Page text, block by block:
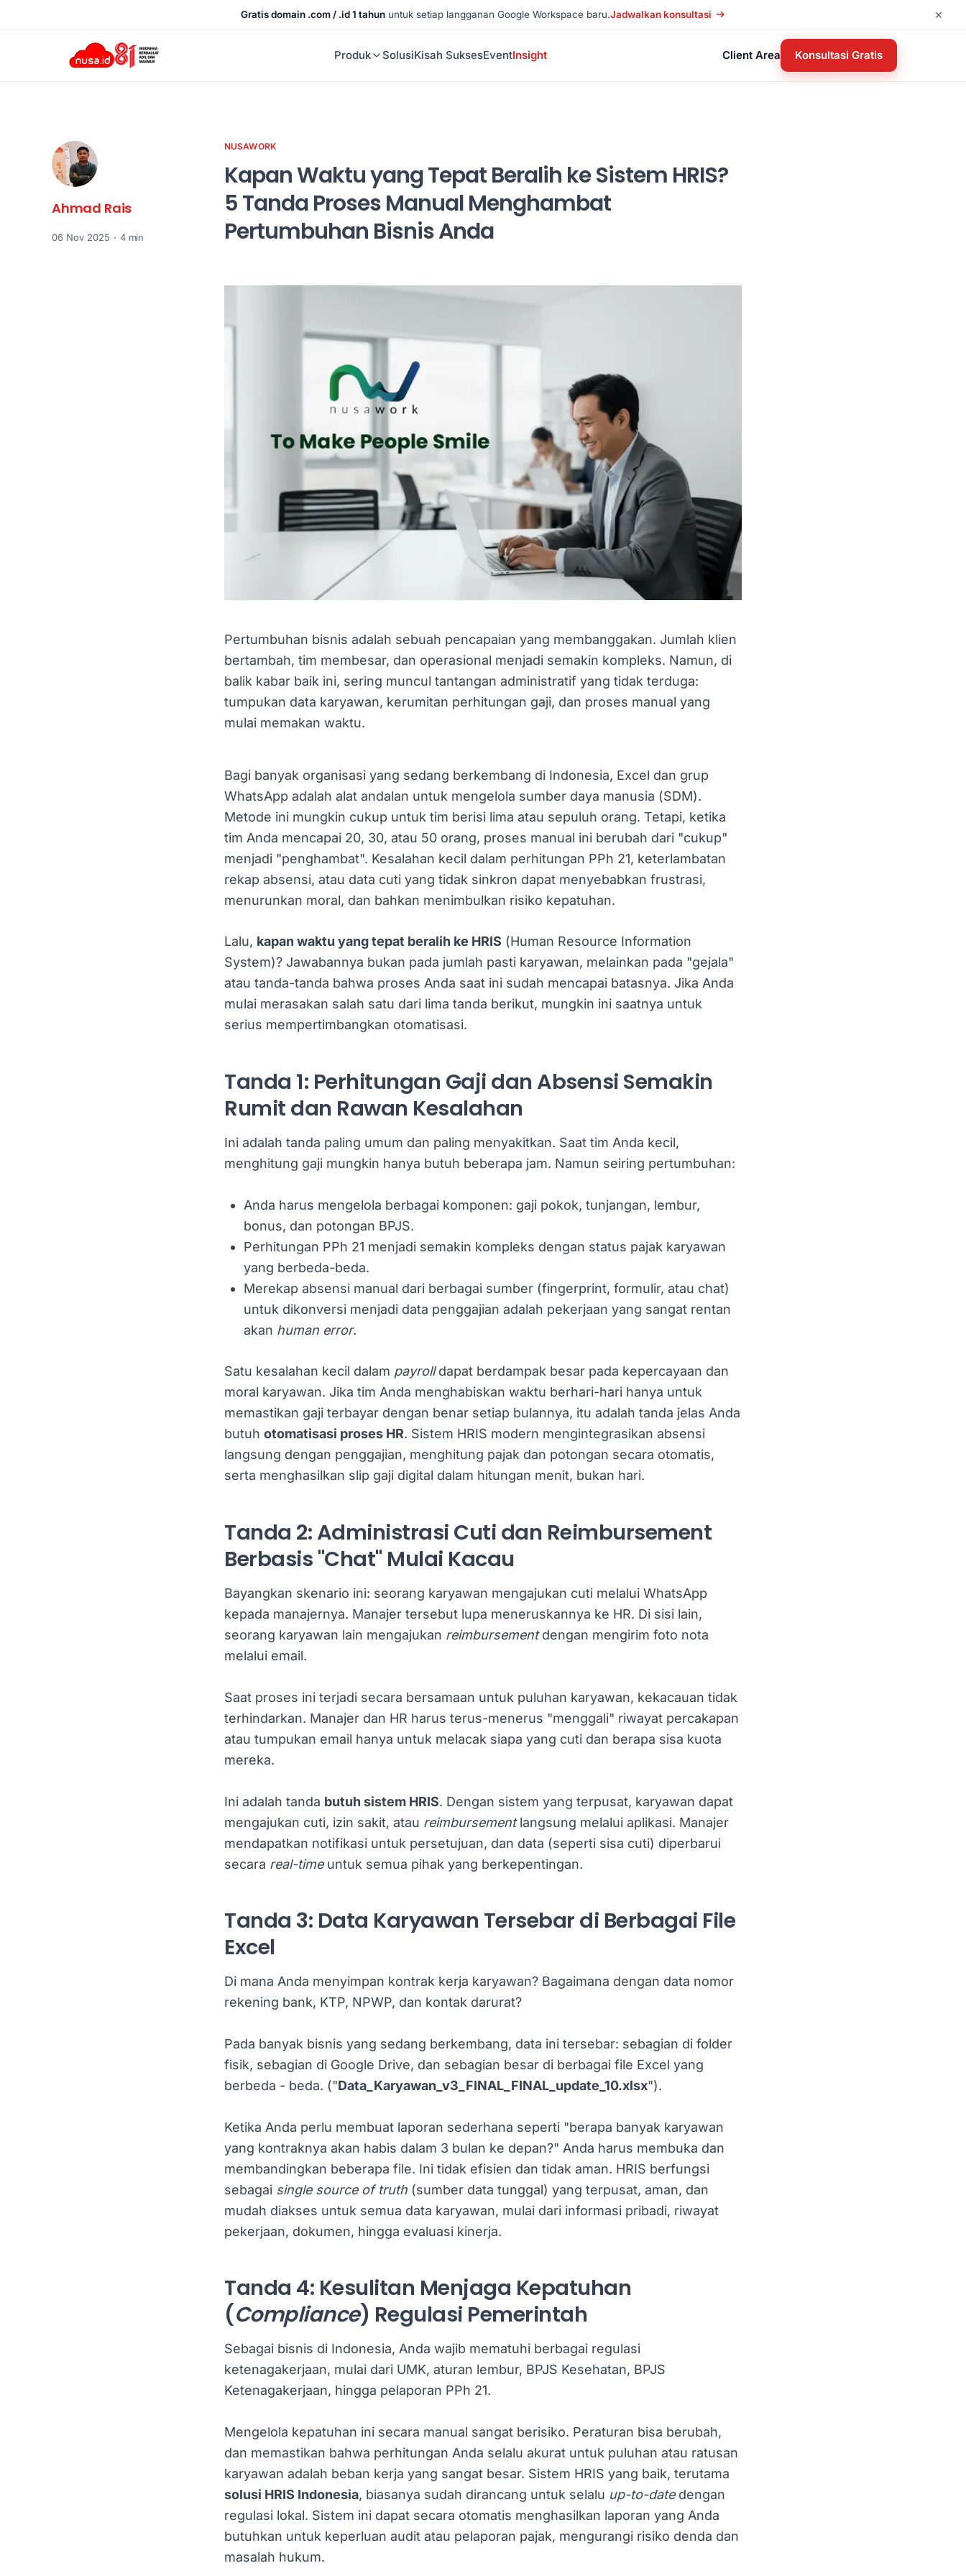
Gratis domain .com / .id 1 tahun untuk setiap langganan Google Workspace baru.Jadwalkan konsultasi ×
Produk SolusiKisah SuksesEventInsight Client Area Konsultasi Gratis
NUSAWORK
Kapan Waktu yang Tepat Beralih ke Sistem HRIS?
5 Tanda Proses Manual Menghambat
Pertumbuhan Bisnis Anda
Ahmad Rais
06 Nov 2025 4 min
Pertumbuhan bisnis adalah sebuah pencapaian yang membanggakan. Jumlah klien
bertambah, tim membesar, dan operasional menjadi semakin kompleks. Namun, di
balik kabar baik ini, sering muncul tantangan administratif yang tidak terduga:
tumpukan data karyawan, kerumitan perhitungan gaji, dan proses manual yang
mulai memakan waktu.
Bagi banyak organisasi yang sedang berkembang di Indonesia, Excel dan grup
WhatsApp adalah alat andalan untuk mengelola sumber daya manusia (SDM).
Metode ini mungkin cukup untuk tim berisi lima atau sepuluh orang. Tetapi, ketika
tim Anda mencapai 20, 30, atau 50 orang, proses manual ini berubah dari "cukup"
menjadi "penghambat". Kesalahan kecil dalam perhitungan PPh 21, keterlambatan
rekap absensi, atau data cuti yang tidak sinkron dapat menyebabkan frustrasi,
menurunkan moral, dan bahkan menimbulkan risiko kepatuhan.
Lalu, kapan waktu yang tepat beralih ke HRIS (Human Resource Information
System)? Jawabannya bukan pada jumlah pasti karyawan, melainkan pada "gejala"
atau tanda-tanda bahwa proses Anda saat ini sudah mencapai batasnya. Jika Anda
mulai merasakan salah satu dari lima tanda berikut, mungkin ini saatnya untuk
serius mempertimbangkan otomatisasi.
Tanda 1: Perhitungan Gaji dan Absensi Semakin
Rumit dan Rawan Kesalahan
Ini adalah tanda paling umum dan paling menyakitkan. Saat tim Anda kecil,
menghitung gaji mungkin hanya butuh beberapa jam. Namun seiring pertumbuhan:
Anda harus mengelola berbagai komponen: gaji pokok, tunjangan, lembur,
bonus, dan potongan BPJS.
Perhitungan PPh 21 menjadi semakin kompleks dengan status pajak karyawan
yang berbeda-beda.
Merekap absensi manual dari berbagai sumber (fingerprint, formulir, atau chat)
untuk dikonversi menjadi data penggajian adalah pekerjaan yang sangat rentan
akan human error.
Satu kesalahan kecil dalam payrolldapat berdampak besar pada kepercayaan dan
moral karyawan. Jika tim Anda menghabiskan waktu berhari-hari hanya untuk
memastikan gaji terbayar dengan benar setiap bulannya, itu adalah tanda jelas Anda
butuh otomatisasi proses HR. Sistem HRIS modern mengintegrasikan absensi
langsung dengan penggajian, menghitung pajak dan potongan secara otomatis,
serta menghasilkan slip gaji digital dalam hitungan menit, bukan hari.
Tanda 2: Administrasi Cuti dan Reimbursement
Berbasis "Chat" Mulai Kacau
Bayangkan skenario ini: seorang karyawan mengajukan cuti melalui WhatsApp
kepada manajernya. Manajer tersebut lupa meneruskannya ke HR. Di sisi lain,
seorang karyawan lain mengajukan reimbursementdengan mengirim foto nota
melalui email.
Saat proses ini terjadi secara bersamaan untuk puluhan karyawan, kekacauan tidak
terhindarkan. Manajer dan HR harus terus-menerus "menggali" riwayat percakapan
atau tumpukan email hanya untuk melacak siapa yang cuti dan berapa sisa kuota
mereka.
Ini adalah tanda butuh sistem HRIS. Dengan sistem yang terpusat, karyawan dapat
mengajukan cuti, izin sakit, atau reimbursementlangsung melalui aplikasi. Manajer
mendapatkan notifikasi untuk persetujuan, dan data (seperti sisa cuti) diperbarui
secara real-timeuntuk semua pihak yang berkepentingan.
Tanda 3: Data Karyawan Tersebar di Berbagai File
Excel
Di mana Anda menyimpan kontrak kerja karyawan? Bagaimana dengan data nomor
rekening bank, KTP, NPWP, dan kontak darurat?
Pada banyak bisnis yang sedang berkembang, data ini tersebar: sebagian di folder
fisik, sebagian di Google Drive, dan sebagian besar di berbagai file Excel yang
berbeda - beda. ("Data_Karyawan_v3_FINAL_FINAL_update_10.xlsx").
Ketika Anda perlu membuat laporan sederhana seperti "berapa banyak karyawan
yang kontraknya akan habis dalam 3 bulan ke depan?" Anda harus membuka dan
membandingkan beberapa file. Ini tidak efisien dan tidak aman. HRIS berfungsi
sebagai single source of truth (sumber data tunggal) yang terpusat, aman, dan
mudah diakses untuk semua data karyawan, mulai dari informasi pribadi, riwayat
pekerjaan, dokumen, hingga evaluasi kinerja.
Tanda 4: Kesulitan Menjaga Kepatuhan
(Compliance) Regulasi Pemerintah
Sebagai bisnis di Indonesia, Anda wajib mematuhi berbagai regulasi
ketenagakerjaan, mulai dari UMK, aturan lembur, BPJS Kesehatan, BPJS
Ketenagakerjaan, hingga pelaporan PPh 21.
Mengelola kepatuhan ini secara manual sangat berisiko. Peraturan bisa berubah,
dan memastikan bahwa perhitungan Anda selalu akurat untuk puluhan atau ratusan
karyawan adalah beban kerja yang sangat besar. Sistem HRIS yang baik, terutama
solusi HRIS Indonesia, biasanya sudah dirancang untuk selalu up-to-datedengan
regulasi lokal. Sistem ini dapat secara otomatis menghasilkan laporan yang Anda
butuhkan untuk keperluan audit atau pelaporan pajak, mengurangi risiko denda dan
masalah hukum.